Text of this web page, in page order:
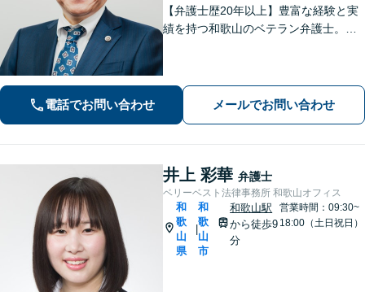
【弁護士歴20年以上】豊富な経験と実
績を持つ和歌山のベテラン弁護士。
さまの問題も親身に取り組む【夜間・
休日面談可】
電話でお問い合わせ メールでお問い合わせ
井上 彩華 弁護士
ベリーベスト法律事務所 和歌山オフィス
和
歌
山
県
和
歌
山
市
和歌山駅
から徒歩9
分
営業時間：09:30~
18:00（土日祝日）